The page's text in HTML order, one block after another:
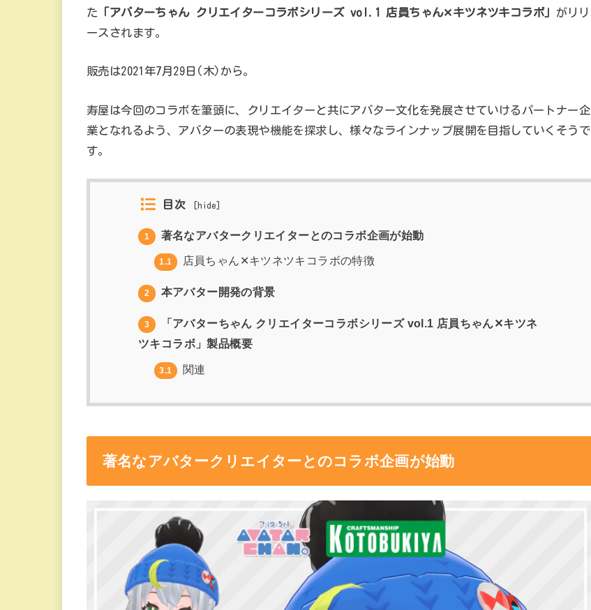
た 「アバターちゃん クリエイターコラボシリーズ vol.1 店員ちゃん✕キツネツキコラボ」 がリリ
ースされます。
販売は2021年7月29日(木)から。
寿屋は今回のコラボを筆頭に、クリエイターと共にアバター文化を発展させていけるパートナー企
業となれるよう、アバターの表現や機能を探求し、様々なラインナップ展開を目指していくそうで
す。
目次 [ hide ]
1 著名なアバタークリエイターとのコラボ企画が始動
1.1 店員ちゃん✕キツネツキコラボの特徴
2 本アバター開発の背景
3
「アバターちゃん クリエイターコラボシリーズ vol.1 店員ちゃん✕キツネ
ツキコラボ」製品概要
3.1 関連
著名なアバタークリエイターとのコラボ企画が始動